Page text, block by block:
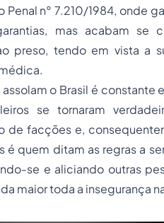
n° 7.210/1984, onde
mas acabam se
preso, tendo em vista a
o Brasil é constante
se tornaram
de facções e,
é quem ditam as regras a
se e aliciando outras
maior toda a insegurança